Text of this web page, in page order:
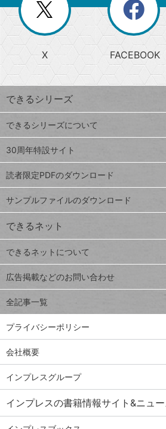
じ
る
search
検
索
上
昇
ワ
ー
ド
Google
スプレ
ッドシ
ート
iPhone
VLOOKUP
close
閉じ
る
閉
じ
る
ー
か
ら
探
す
ト
ッ
プ
ペ
ジ
連載
Excel Q&A
トイアンナ流仕
事術
PowerAutomate
ではじめる業務
の完全自動化
AI議事録作成術
Windows 11
Q&A
Teams踏み込み
活用術
X FACEBOOK
できるシリーズ
できるシリーズについて
30周年特設サイト
読者限定PDFのダウンロード
サンプルファイルのダウンロード
できるネット
できるネットについて
広告掲載などのお問い合わせ
全記事一覧
プライバシーポリシー
会社概要
インプレスグループ
インプレスの書籍情報サイト&ニュ